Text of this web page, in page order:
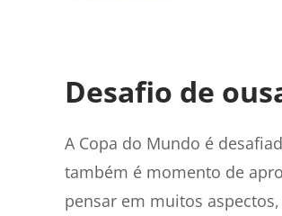
Desafio de
A Copa do Mundo é
também é momento de
pensar em muitos